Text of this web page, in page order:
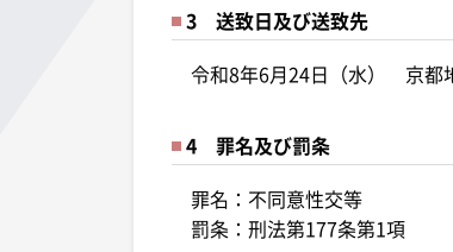
3 送致日及び送致先
令和8年6月24日（水） 京都
4 罪名及び罰条
罪名：不同意性交等
罰条：刑法第177条第1項